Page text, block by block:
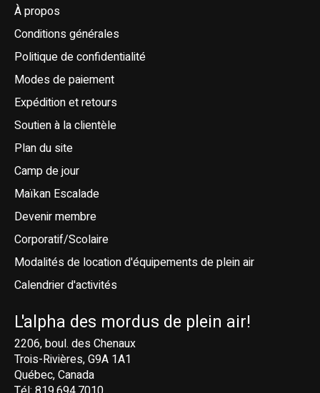
À propos
Conditions générales
Politique de confidentialité
Modes de paiement
Expédition et retours
Soutien à la clientèle
Plan du site
Camp de jour
Maïkan Escalade
Devenir membre
Corporatif/Scolaire
Modalités de location d'équipements de plein air
Calendrier d'activités
L'alpha des mordus de plein air!
2206, boul. des Chenaux
Trois-Rivières, G9A 1A1
Québec, Canada